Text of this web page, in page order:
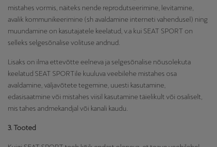
mistahes vormis, näiteks nende reprodutseerimine, levitamine,
avalik kommunikeerimine (sh avaldamine interneti vahendusel) ning
muundamine on kasutajatele keelatud, v.a kui SEAT SPORT on
selleks selgesõnalise volituse andnud.
Lisaks on ilma ettevõtte eelneva ja selgesõnalise nõusolekuta
keelatud SEAT SPORTile kuuluva veebilehe mistahes osa
avaldamine, väljavõtete tegemine, uuesti kasutamine,
edasisaatmine või mistahes viisil kasutamine täielikult või osaliselt,
mis tahes andmekandjal või kanali kaudu.
3. Tooted